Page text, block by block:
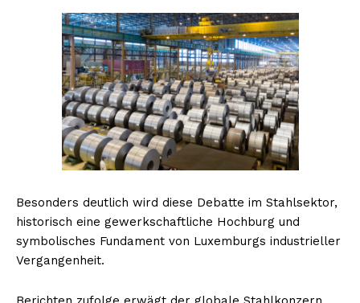
Besonders deutlich wird diese Debatte im Stahlsektor,
historisch eine gewerkschaftliche Hochburg und
symbolisches Fundament von Luxemburgs industrieller
Vergangenheit.